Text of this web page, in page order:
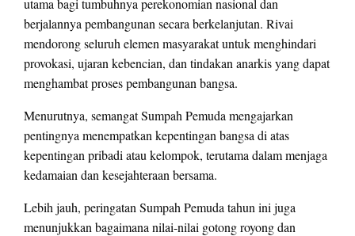
utama bagi tumbuhnya perekonomian nasional dan
berjalannya pembangunan secara berkelanjutan. Rivai
mendorong seluruh elemen masyarakat untuk menghindari
provokasi, ujaran kebencian, dan tindakan anarkis yang dapat
menghambat proses pembangunan bangsa.
Menurutnya, semangat Sumpah Pemuda mengajarkan
pentingnya menempatkan kepentingan bangsa di atas
kepentingan pribadi atau kelompok, terutama dalam menjaga
kedamaian dan kesejahteraan bersama.
Lebih jauh, peringatan Sumpah Pemuda tahun ini juga
menunjukkan bagaimana nilai-nilai gotong royong dan